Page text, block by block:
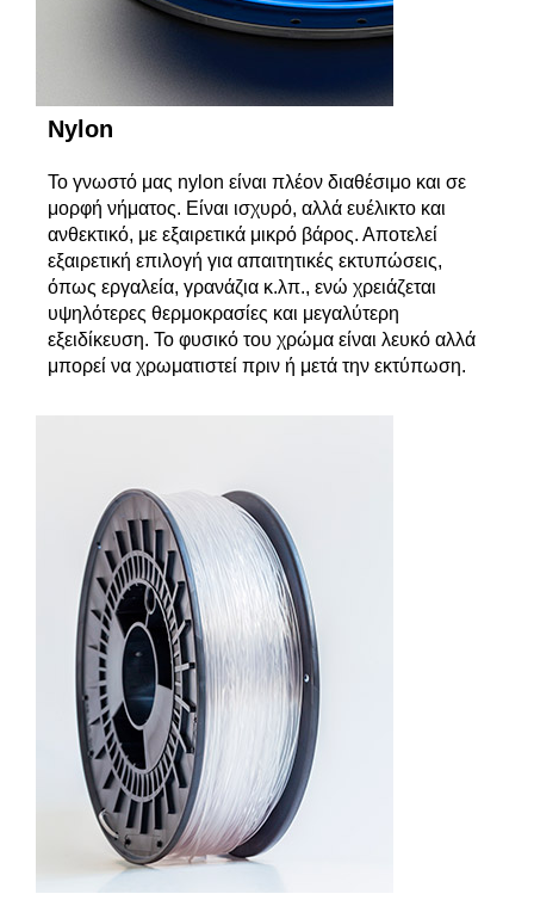
Nylon
Το γνωστό μας nylon είναι πλέον διαθέσιμο και σε
μορφή νήματος. Είναι ισχυρό, αλλά ευέλικτο και
ανθεκτικό, με εξαιρετικά μικρό βάρος. Αποτελεί
εξαιρετική επιλογή για απαιτητικές εκτυπώσεις,
όπως εργαλεία, γρανάζια κ.λπ., ενώ χρειάζεται
υψηλότερες θερμοκρασίες και μεγαλύτερη
εξειδίκευση. Το φυσικό του χρώμα είναι λευκό αλλά
μπορεί να χρωματιστεί πριν ή μετά την εκτύπωση.